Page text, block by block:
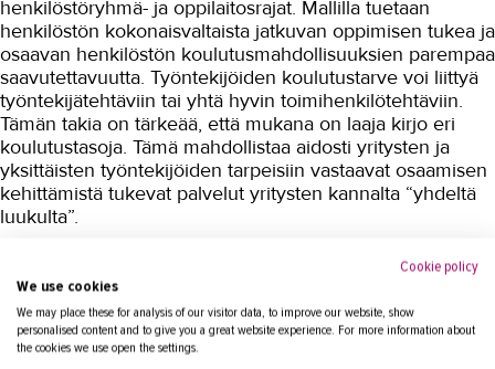
henkilöstöryhmä- ja oppilaitosrajat. Mallilla tuetaan
henkilöstön kokonaisvaltaista jatkuvan oppimisen tukea ja
osaavan henkilöstön koulutusmahdollisuuksien parempaa
saavutettavuutta. Työntekijöiden koulutustarve voi liittyä
työntekijätehtäviin tai yhtä hyvin toimihenkilötehtäviin.
Tämän takia on tärkeää, että mukana on laaja kirjo eri
koulutustasoja. Tämä mahdollistaa aidosti yritysten ja
yksittäisten työntekijöiden tarpeisiin vastaavat osaamisen
kehittämistä tukevat palvelut yritysten kannalta “yhdeltä
luukulta”.
Hankkeen tuloksena syntyy Pirkanmaalaisen valmistavan
teollisuuden yrityksiä palveleva Yrityslukkari-
koulutusbrokerointimalli sekä eri asteisten oppilaitosten
jatkuvan oppimisen palvelut kokoava valmistavan
teollisuuden yritysten osaamisen kestävän kehittämisen
Cookie policy
We use cookies
We may place these for analysis of our visitor data, to improve our website, show
personalised content and to give you a great website experience. For more information about
the cookies we use open the settings.